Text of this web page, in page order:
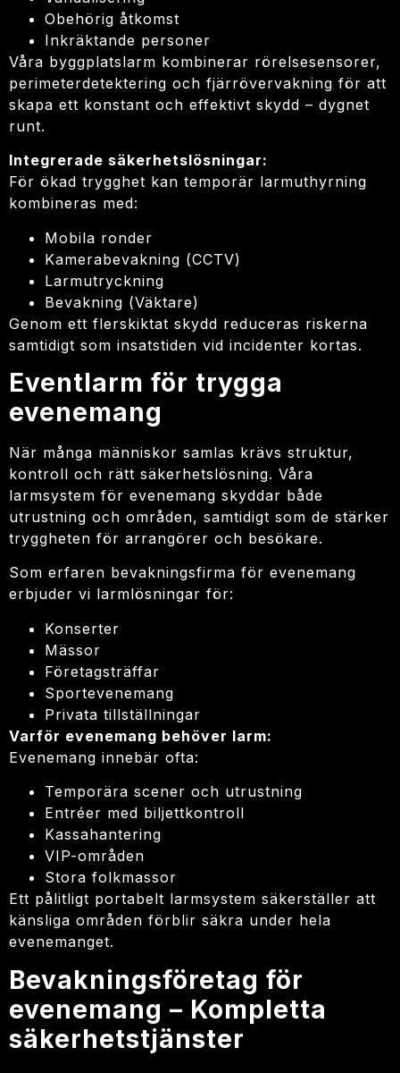
Obehörig åtkomst
Inkräktande personer
Våra byggplatslarm kombinerar rörelsesensorer,
perimeterdetektering och fjärrövervakning för att
skapa ett konstant och effektivt skydd – dygnet
runt.
Integrerade säkerhetslösningar:
För ökad trygghet kan temporär larmuthyrning
kombineras med:
Mobila ronder
Kamerabevakning (CCTV)
Larmutryckning
Bevakning (Väktare)
Genom ett flerskiktat skydd reduceras riskerna
samtidigt som insatstiden vid incidenter kortas.
Eventlarm för trygga
evenemang
När många människor samlas krävs struktur,
kontroll och rätt säkerhetslösning. Våra
larmsystem för evenemang skyddar både
utrustning och områden, samtidigt som de stärker
tryggheten för arrangörer och besökare.
Som erfaren bevakningsfirma för evenemang
erbjuder vi larmlösningar för:
Konserter
Mässor
Företagsträffar
Sportevenemang
Privata tillställningar
Varför evenemang behöver larm:
Evenemang innebär ofta:
Temporära scener och utrustning
Entréer med biljettkontroll
Kassahantering
VIP-områden
Stora folkmassor
Ett pålitligt portabelt larmsystem säkerställer att
känsliga områden förblir säkra under hela
evenemanget.
Bevakningsföretag för
evenemang – Kompletta
säkerhetstjänster